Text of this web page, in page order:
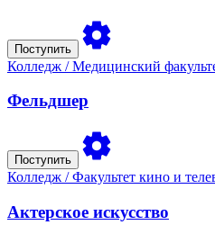
Поступить
Колледж / Медицинский
Фельдшер
Поступить
Колледж / Факультет кино и
Актерское искусство